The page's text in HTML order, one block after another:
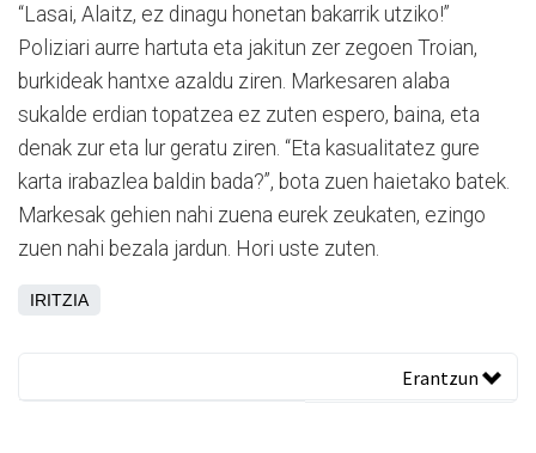
“Lasai, Alaitz, ez dinagu honetan bakarrik utziko!”
Poliziari aurre hartuta eta jakitun zer zegoen Troian,
burkideak hantxe azaldu ziren. Markesaren alaba
sukalde erdian topatzea ez zuten espero, baina, eta
denak zur eta lur geratu ziren. “Eta kasualitatez gure
karta irabazlea baldin bada?”, bota zuen haietako batek.
Markesak gehien nahi zuena eurek zeukaten, ezingo
zuen nahi bezala jardun. Hori uste zuten.
IRITZIA
Erantzun